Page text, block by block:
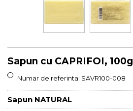
Sapun cu CAPRIFOI, 100g
Numar de referinta: SAVR100-008
Sapun NATURAL